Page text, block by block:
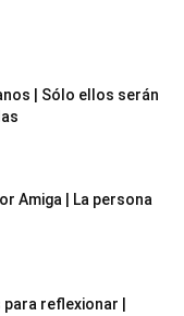
| Sólo ellos serán
Amiga | La persona
reflexionar |